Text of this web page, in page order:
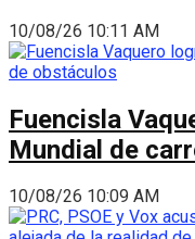
10/08/26 10:11 AM
Fuencisla
Mundial de
10/08/26 10:09 AM